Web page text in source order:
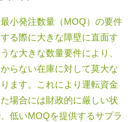
小発注数量（MOQ）の要件
る際に大きな障壁に直面す
な大きな数量要件により、
らない在庫に対して莫大な
ます。これにより運転資金
場合には財政的に厳しい状
低いMOQを提供するサプラ